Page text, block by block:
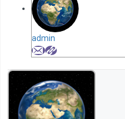
admin